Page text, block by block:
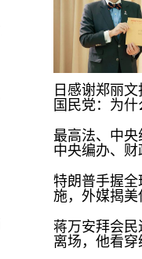
日感谢郑丽文
国民党：为什
最高法、中央
中央编办、
特朗普手握全
施，外媒揭美
蒋万安拜会
离场，他看穿